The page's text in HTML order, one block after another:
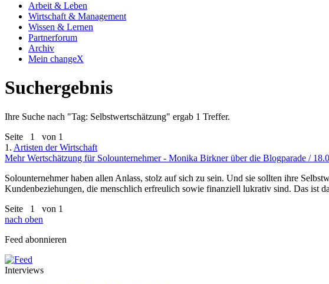
Arbeit & Leben
Wirtschaft & Management
Wissen & Lernen
Partnerforum
Archiv
Mein changeX
Suchergebnis
Ihre Suche nach "Tag: Selbstwertschätzung" ergab 1 Treffer.
Seite 1
von 1
1. Artisten der Wirtschaft
Mehr Wertschätzung für Solounternehmer - Monika Birkner über die Blogparade /
Solounternehmer haben allen Anlass, stolz auf sich zu sein. Und sie sollten ihre
Kundenbeziehungen, die menschlich erfreulich sowie finanziell lukrativ sind. Das ist
Seite 1
von 1
nach oben
Feed abonnieren
Interviews